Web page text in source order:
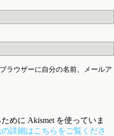
ラウザーに自分の名前、メールア
めに Akismet を使っていま
詳細はこちらをご覧くださ